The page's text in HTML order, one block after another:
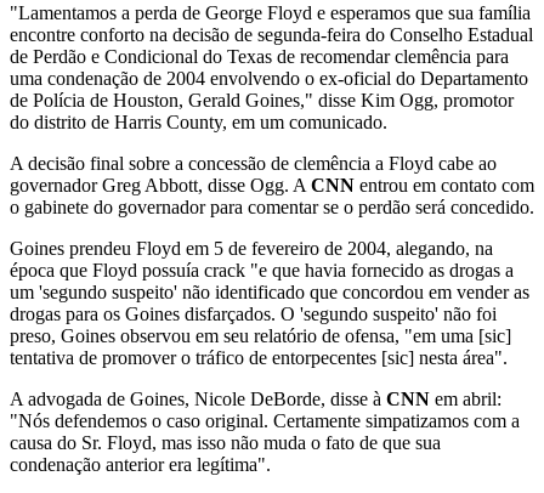
"Lamentamos a perda de George Floyd e esperamos que sua família
encontre conforto na decisão de segunda-feira do Conselho Estadual
de Perdão e Condicional do Texas de recomendar clemência para
uma condenação de 2004 envolvendo o ex-oficial do Departamento
de Polícia de Houston, Gerald Goines," disse Kim Ogg, promotor
do distrito de Harris County, em um comunicado.
A decisão final sobre a concessão de clemência a Floyd cabe ao
governador Greg Abbott, disse Ogg. A CNN entrou em contato com
o gabinete do governador para comentar se o perdão será concedido.
Goines prendeu Floyd em 5 de fevereiro de 2004, alegando, na
época que Floyd possuía crack "e que havia fornecido as drogas a
um 'segundo suspeito' não identificado que concordou em vender as
drogas para os Goines disfarçados. O 'segundo suspeito' não foi
preso, Goines observou em seu relatório de ofensa, "em uma [sic]
tentativa de promover o tráfico de entorpecentes [sic] nesta área".
A advogada de Goines, Nicole DeBorde, disse à CNN em abril:
"Nós defendemos o caso original. Certamente simpatizamos com a
causa do Sr. Floyd, mas isso não muda o fato de que sua
condenação anterior era legítima".